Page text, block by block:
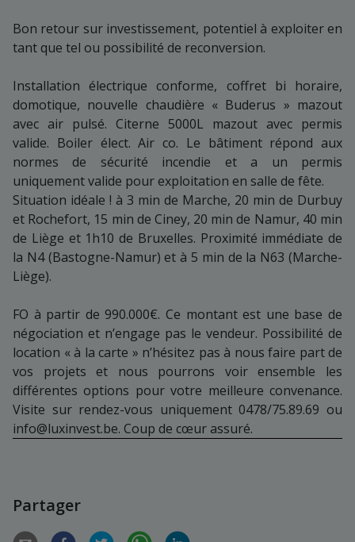
Bon retour sur investissement, potentiel à exploiter en
tant que tel ou possibilité de reconversion.
Installation électrique conforme, coffret bi horaire,
domotique, nouvelle chaudière « Buderus » mazout
avec air pulsé. Citerne 5000L mazout avec permis
valide. Boiler élect. Air co. Le bâtiment répond aux
normes de sécurité incendie et a un permis
uniquement valide pour exploitation en salle de fête.
Situation idéale ! à 3 min de Marche, 20 min de Durbuy
et Rochefort, 15 min de Ciney, 20 min de Namur, 40 min
de Liège et 1h10 de Bruxelles. Proximité immédiate de
la N4 (Bastogne-Namur) et à 5 min de la N63 (Marche-
Liège).
FO à partir de 990.000€. Ce montant est une base de
négociation et n’engage pas le vendeur. Possibilité de
location « à la carte » n’hésitez pas à nous faire part de
vos projets et nous pourrons voir ensemble les
différentes options pour votre meilleure convenance.
Visite sur rendez-vous uniquement 0478/75.89.69 ou
info@luxinvest.be. Coup de cœur assuré.
Partager